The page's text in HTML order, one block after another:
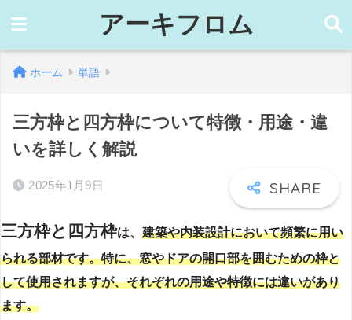
アーキフロム
ホーム 単語
三方枠と四方枠について特徴・用途・違
いを詳しく解説
2025年1月9日
三方枠と四方枠は、 建築や内装設計において頻繁に用い
られる部材です。特に、窓やドアの開口部を囲むための枠と
して使用されますが、それぞれの用途や特徴には違いがあり
ます。